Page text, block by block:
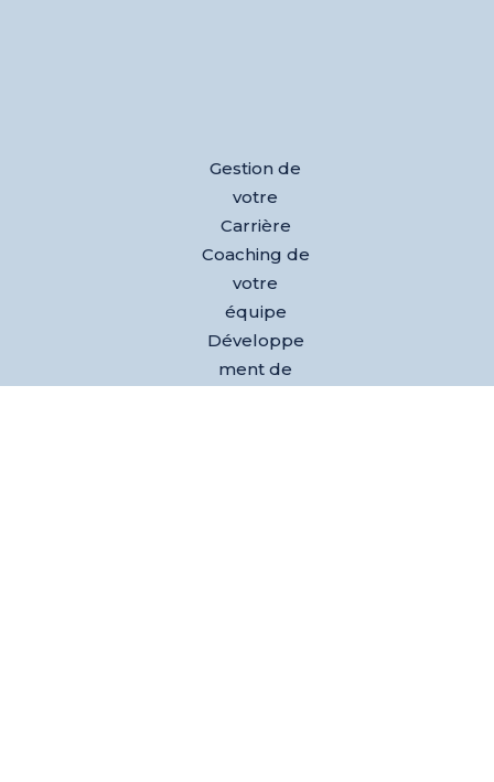
Gestion de
votre
Carrière
Coaching de
votre
équipe
Développe
ment de